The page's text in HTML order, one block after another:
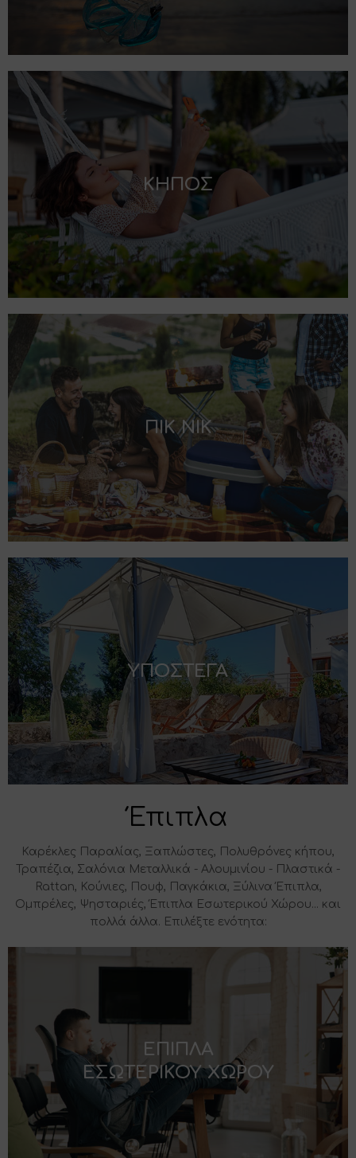
ΚΗΠΟΣ
ΠΙΚ ΝΙΚ
ΥΠΟΣΤΕΓΑ
Έπιπλα
Καρέκλες Παραλίας, Ξαπλώστες, Πολυθρόνες κήπου,
Τραπέζια, Σαλόνια Μεταλλικά - Αλουμινίου - Πλαστικά -
Rattan, Κούνιες, Πουφ, Παγκάκια, Ξύλινα Έπιπλα,
Ομπρέλες, Ψησταριές, Έπιπλα Εσωτερικού Χώρου... και
πολλά άλλα. Επιλέξτε ενότητα:
ΕΠΙΠΛΑ
ΕΣΩΤΕΡΙΚΟΥ ΧΩΡΟΥ